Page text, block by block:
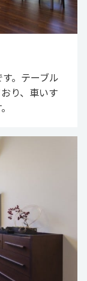
。テーブル
り、車いす